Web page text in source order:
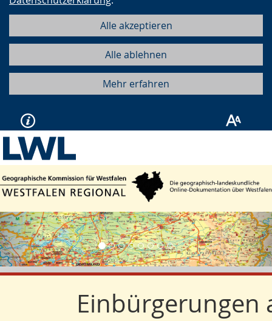
Alle akzeptieren
Alle ablehnen
Mehr erfahren
Vorherige
Einbürgerungen